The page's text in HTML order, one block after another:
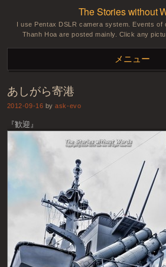
The Stories without
I use Pentax DSLR camera system. Events of
Thanh Hoa are posted mainly. Click any
メニュー
コンテンツへスキップ
あしがら寄港
2012-09-16 byask-evo
『歓迎』